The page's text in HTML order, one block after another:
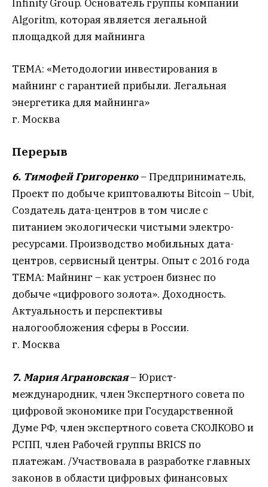
Infinity Group. Основатель группы компании
Algoritm, которая является легальной
площадкой для майнинга
ТЕМА: «Методологии инвестирования в
майнинг с гарантией прибыли. Легальная
энергетика для майнинга»
г. Москва
Перерыв
6. Тимофей Григоренко– Предприниматель,
Проект по добыче криптовалюты Bitcoin – Ubit,
Создатель дата-центров в том числе с
питанием экологически чистыми электро-
ресурсами. Производство мобильных дата-
центров, сервисный центры. Опыт с 2016 года
ТЕМА: Майнинг – как устроен бизнес по
добыче «цифрового золота». Доходность.
Актуальность и перспективы
налогообложения сферы в России.
г. Москва
7. Мария Аграновская– Юрист-
международник, член Экспертного совета по
цифровой экономике при Государственной
Думе РФ, член экспертного совета СКОЛКОВО и
РСПП, член Рабочей группы BRICS по
платежам. /Участвовала в разработке главных
законов в области цифровых финансовых